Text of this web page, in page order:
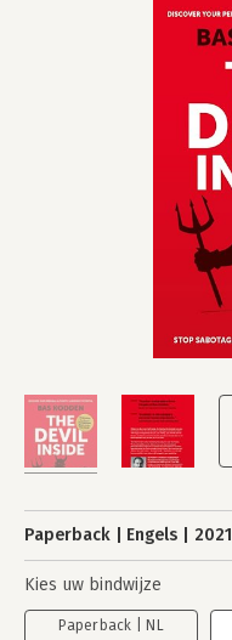
Paperback Engels 2021
Kies uw bindwijze
Paperback | NL